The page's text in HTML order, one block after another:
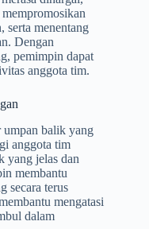
serta menentang
Dengan
pemimpin dapat
anggota tim.
umpan balik yang
anggota tim
yang jelas dan
membantu
secara terus
mengatasi
dalam